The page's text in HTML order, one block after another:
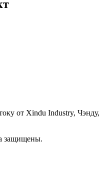
от Xindu Industry, Чэнду,
защищены.